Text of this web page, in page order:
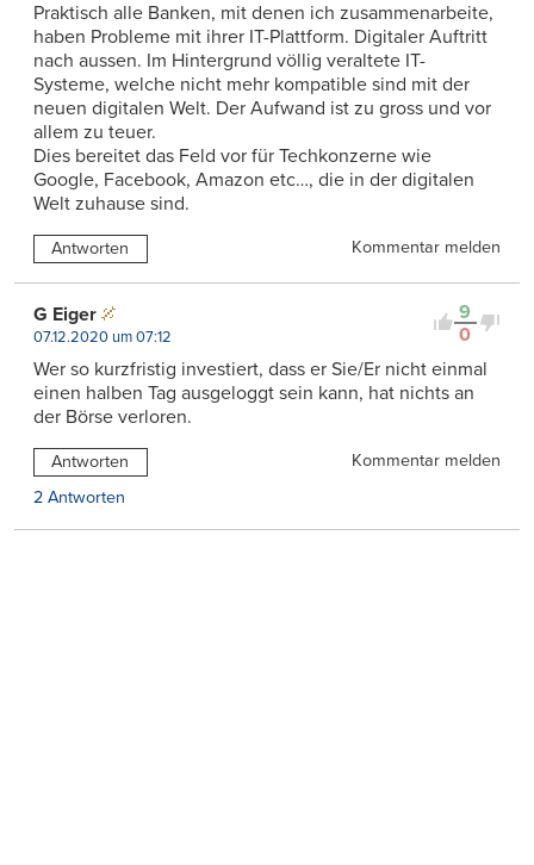
Praktisch alle Banken, mit denen ich zusammenarbeite,
haben Probleme mit ihrer IT-Plattform. Digitaler Auftritt
nach aussen. Im Hintergrund völlig veraltete IT-
Systeme, welche nicht mehr kompatible sind mit der
neuen digitalen Welt. Der Aufwand ist zu gross und vor
allem zu teuer.
Dies bereitet das Feld vor für Techkonzerne wie
Google, Facebook, Amazon etc…, die in der digitalen
Welt zuhause sind.
Antworten Kommentar melden
9
0
G Eiger
07.12.2020 um 07:12
Wer so kurzfristig investiert, dass er Sie/Er nicht einmal
einen halben Tag ausgeloggt sein kann, hat nichts an
der Börse verloren.
Antworten
Kommentar melden
2 Antworten